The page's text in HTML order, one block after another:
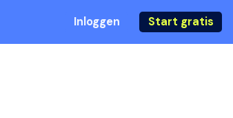
Inloggen Start gratis